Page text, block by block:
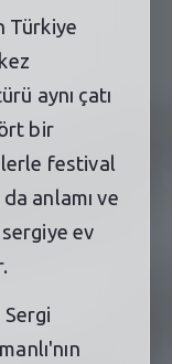
Türkiye
aynı çatı
bir
festival
anlamı ve
ev